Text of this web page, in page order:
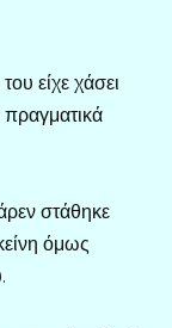
είχε χάσει
στάθηκε
όμως